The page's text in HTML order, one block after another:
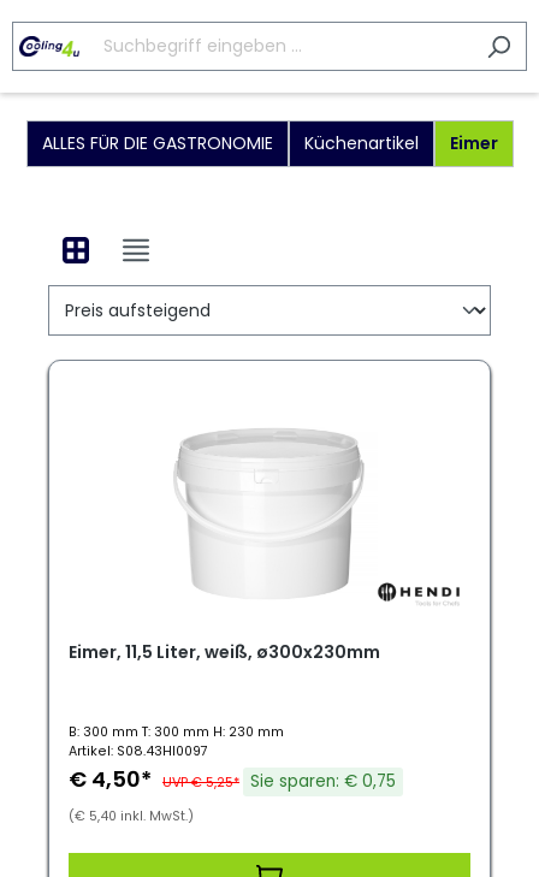
ALLES FÜR DIE GASTRONOMIE Küchenartikel Eimer
Eimer, 11,5 Liter, weiß, ø300x230mm
B: 300 mm T: 300 mm H: 230 mm
Artikel: S08.43HI0097
€ 4,50* UVP € 5,25* Sie sparen: € 0,75
(€ 5,40 inkl. MwSt.)